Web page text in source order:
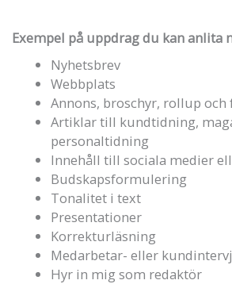
Exempel på uppdrag du kan anlita
Nyhetsbrev
Webbplats
Annons, broschyr, rollup och
Artiklar till kundtidning,
personaltidning
Innehåll till sociala medier
Budskapsformulering
Tonalitet i text
Presentationer
Korrekturläsning
Medarbetar- eller
Hyr in mig som redaktör